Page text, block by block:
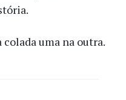
uma na outra.